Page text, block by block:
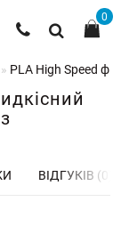
0
PLA High Speed
ВІДГУКІВ (0)